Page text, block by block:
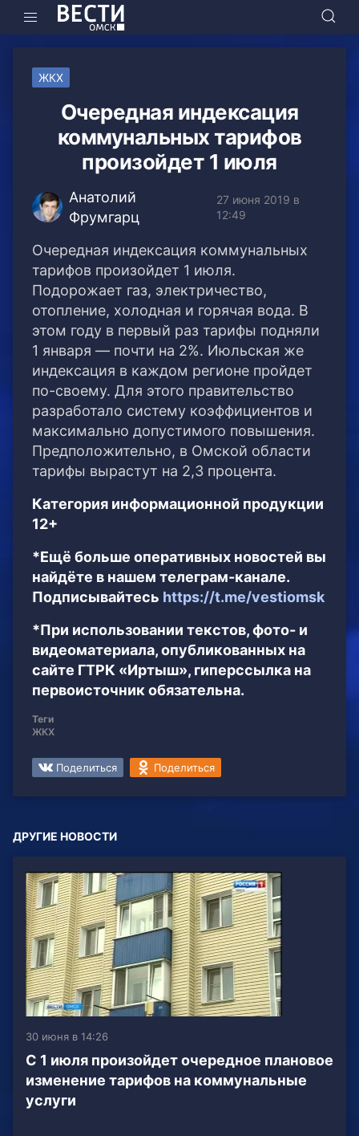
ЖКХ
Очередная индексация
коммунальных тарифов
произойдет 1 июля
Анатолий
Фрумгарц
27 июня 2019 в
12:49
Очередная индексация коммунальных
тарифов произойдет 1 июля.
Подорожает газ, электричество,
отопление, холодная и горячая вода. В
этом году в первый раз тарифы подняли
1 января — почти на 2%. Июльская же
индексация в каждом регионе пройдет
по-своему. Для этого правительство
разработало систему коэффициентов и
максимально допустимого повышения.
Предположительно, в Омской области
тарифы вырастут на 2,3 процента.
Категория информационной продукции
12+
*Ещё больше оперативных новостей вы
найдёте в нашем телеграм-канале.
Подписывайтесь https://t.me/vestiomsk
*При использовании текстов, фото- и
видеоматериала, опубликованных на
сайте ГТРК «Иртыш», гиперссылка на
первоисточник обязательна.
Теги
ЖКХ
Поделиться Поделиться
ДРУГИЕ НОВОСТИ
30 июня в 14:26
С 1 июля произойдет очередное плановое
изменение тарифов на коммунальные
услуги